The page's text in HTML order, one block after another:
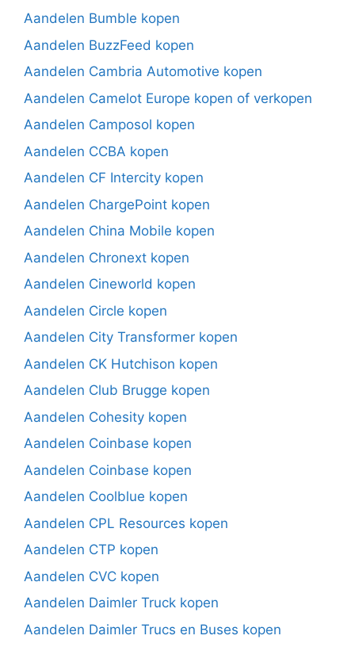
Aandelen Bumble kopen
Aandelen BuzzFeed kopen
Aandelen Cambria Automotive kopen
Aandelen Camelot Europe kopen of verkopen
Aandelen Camposol kopen
Aandelen CCBA kopen
Aandelen CF Intercity kopen
Aandelen ChargePoint kopen
Aandelen China Mobile kopen
Aandelen Chronext kopen
Aandelen Cineworld kopen
Aandelen Circle kopen
Aandelen City Transformer kopen
Aandelen CK Hutchison kopen
Aandelen Club Brugge kopen
Aandelen Cohesity kopen
Aandelen Coinbase kopen
Aandelen Coinbase kopen
Aandelen Coolblue kopen
Aandelen CPL Resources kopen
Aandelen CTP kopen
Aandelen CVC kopen
Aandelen Daimler Truck kopen
Aandelen Daimler Trucs en Buses kopen